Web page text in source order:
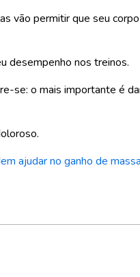
vão permitir que seu
desempenho nos treinos.
se: o mais importante é
ajudar no ganho de